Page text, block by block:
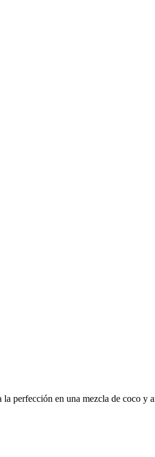
perfección en una mezcla de coco y